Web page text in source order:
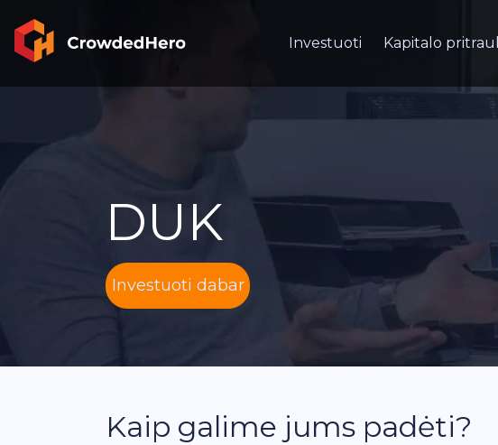
Investuoti Kapitalo
DUK
Investuoti dabar
Kaip galime jums padėti?